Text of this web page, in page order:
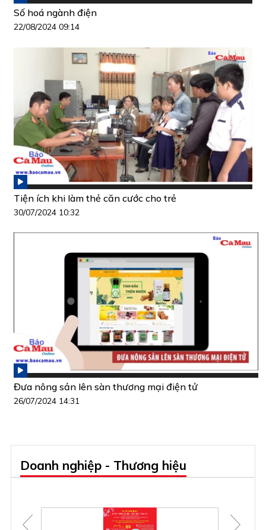
Số hoá ngành điện
22/08/2024 09:14
Tiện ích khi làm thẻ căn cước cho trẻ
30/07/2024 10:32
Đưa nông sản lên sàn thương mại điện tử
26/07/2024 14:31
Doanh nghiệp - Thương hiệu